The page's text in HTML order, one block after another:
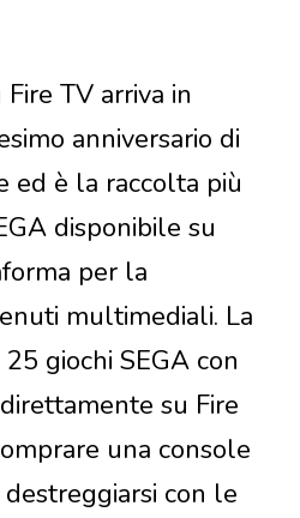
TV arriva in
anniversario di
ed è la raccolta più
disponibile su
per la
multimediali. La
giochi SEGA con
su Fire
una console
con le